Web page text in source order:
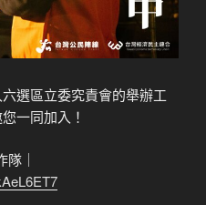
選區立委究責會的舉辦工
一同加入！
｜